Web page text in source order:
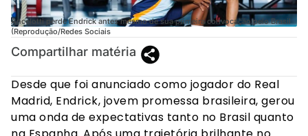
Ancelotti perde Endrick antes mesmo de sua primeira convocação pelo Brasil
(Reprodução/Redes Sociais
Compartilhar matéria
Desde que foi anunciado como jogador do Real
Madrid, Endrick, jovem promessa brasileira, gerou
uma onda de expectativas tanto no Brasil quanto